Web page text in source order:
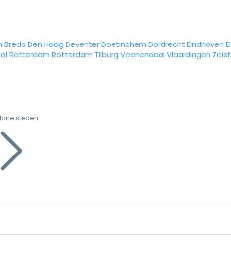
Breda Den Haag DeventerDoetinchem Dordrecht Eindhoven
Rotterdam Rotterdam Tilburg Veenendaal Vlaardingen Zeist
steden